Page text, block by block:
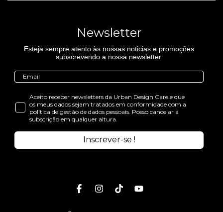
Newsletter
Esteja sempre atento às nossas noticias e promoções
subscrevendo a nossa newsletter.
Aceito receber newsletters da Urban Design Care e que
os meus dados sejam tratados em conformidade com a
política de gestão de dados pessoais. Posso cancelar a
subscrição em qualquer altura.
Inscrever-se !
FacebookInstagramTikTokYoutube